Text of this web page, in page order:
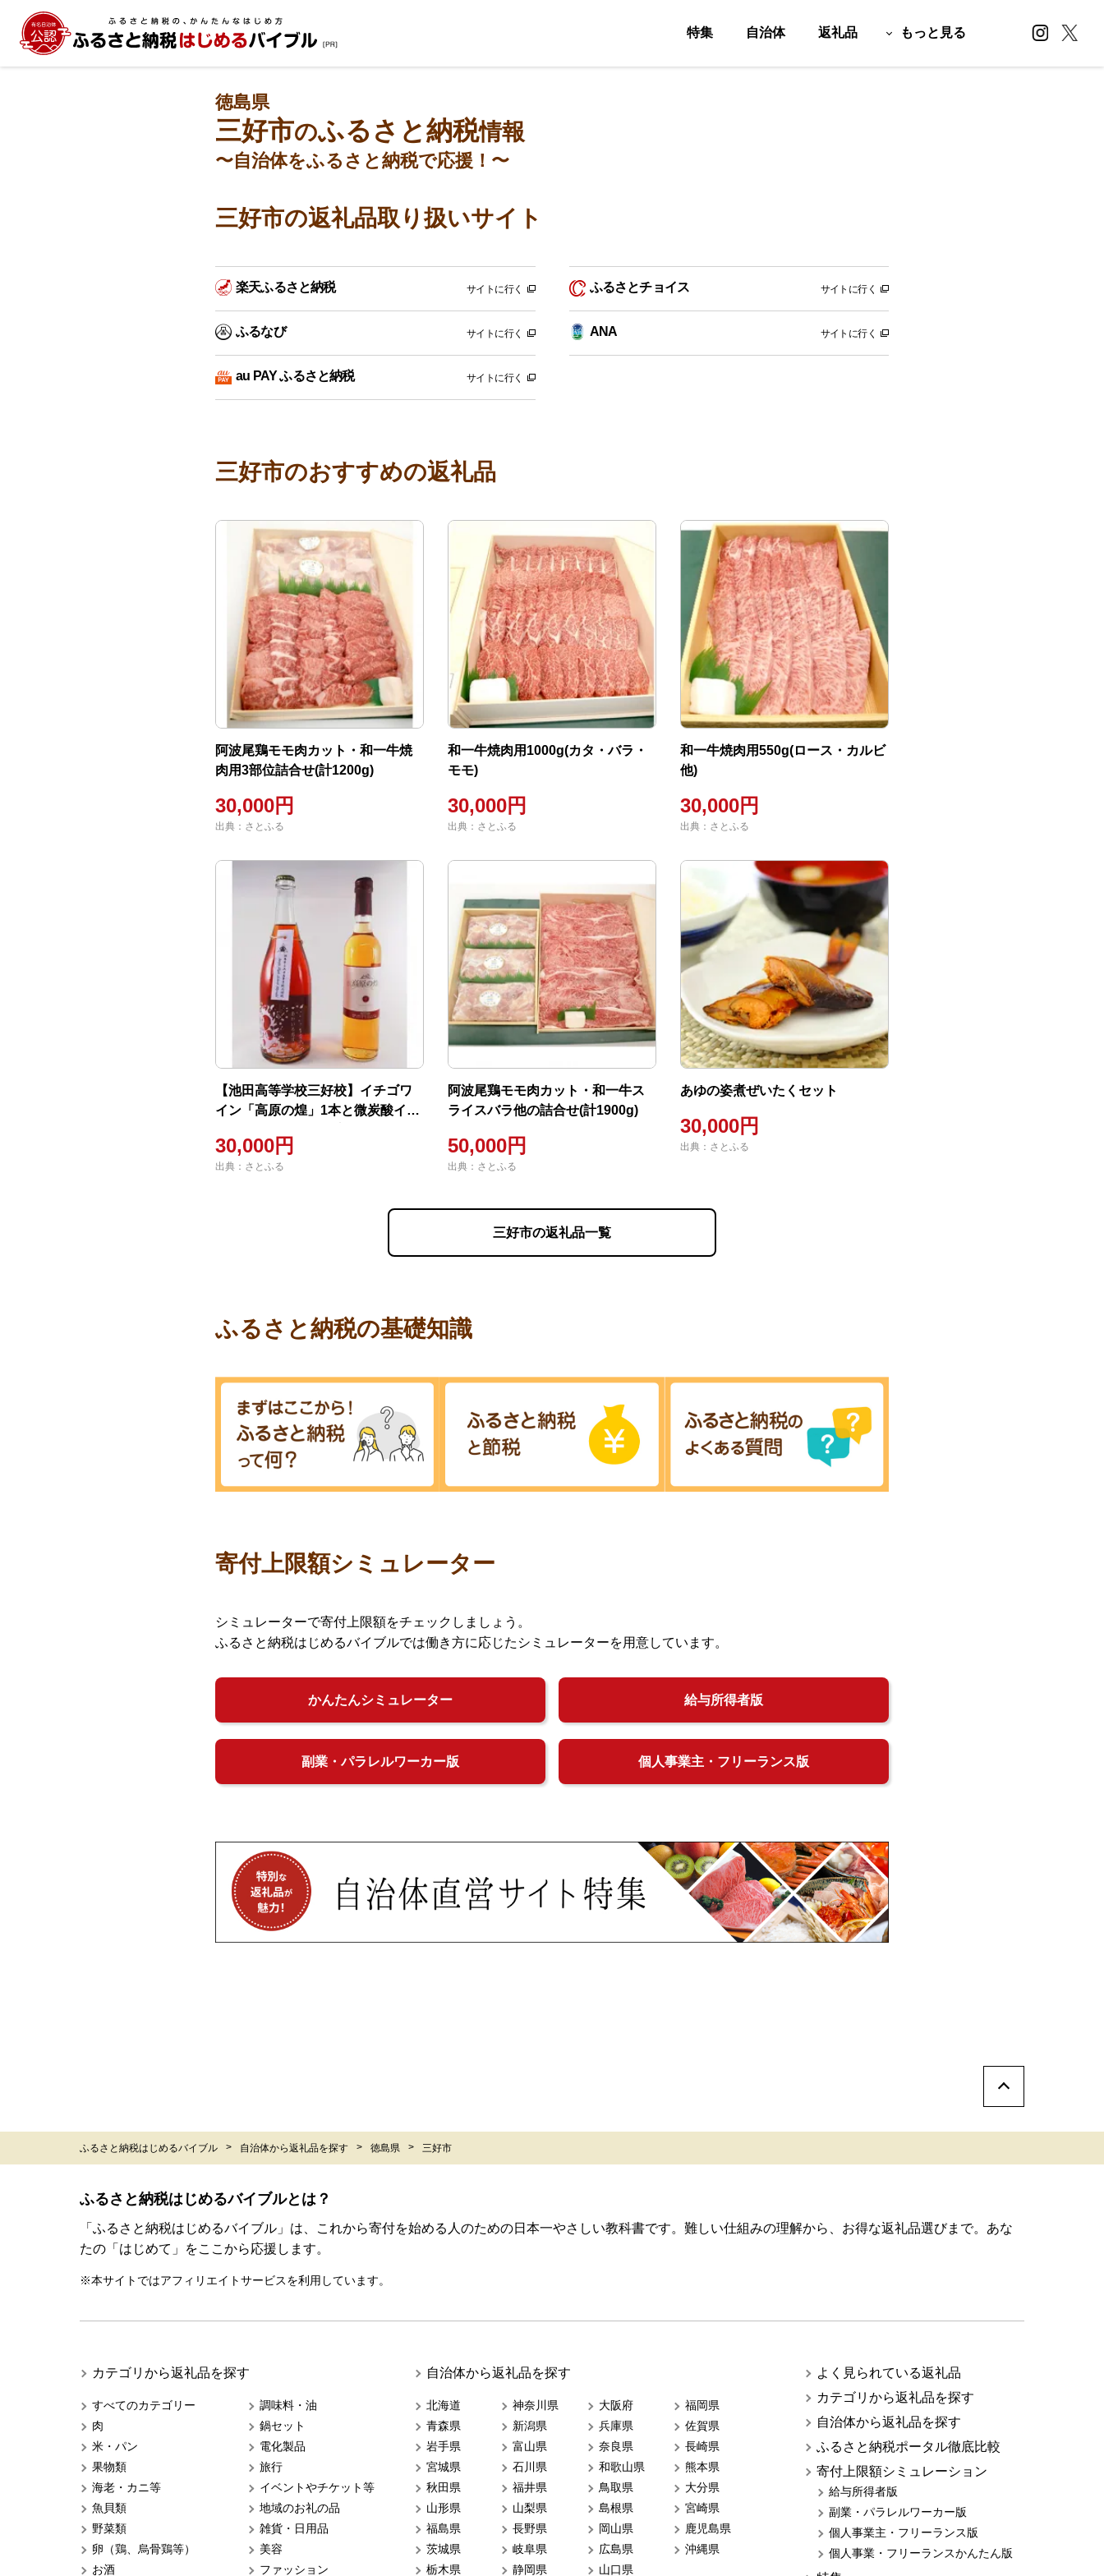
特集 自治体 返礼品 もっと見る
徳島県
三好市のふるさと納税情報
〜自治体をふるさと納税で応援！〜
三好市の返礼品取り扱いサイト
楽天ふるさと納税 サイトに行く ふるさとチョイス サイトに行く
ふるなび サイトに行く ANA サイトに行く
au PAY ふるさと納税 サイトに行く
三好市のおすすめの返礼品
阿波尾鶏モモ肉カット・和一牛焼
肉用3部位詰合せ(計1200g)
30,000円
出典：さとふる
和一牛焼肉用1000g(カタ・バラ・
モモ)
30,000円
出典：さとふる
和一牛焼肉用550g(ロース・カルビ
他)
30,000円
出典：さとふる
【池田高等学校三好校】イチゴワ
イン「高原の煌」1本と微炭酸イチ
ット
30,000円
出典：さとふる
阿波尾鶏モモ肉カット・和一牛ス
ライスバラ他の詰合せ(計1900g)
50,000円
出典：さとふる
あゆの姿煮ぜいたくセット
30,000円
出典：さとふる
三好市の返礼品一覧
ふるさと納税の基礎知識
寄付上限額シミュレーター
シミュレーターで寄付上限額をチェックしましょう。
ふるさと納税はじめるバイブルでは働き方に応じたシミュレーターを用意しています。
かんたんシミュレーター 給与所得者版
副業・パラレルワーカー版 個人事業主・フリーランス版
ふるさと納税はじめるバイブル 自治体から返礼品を探す 徳島県 三好市
ふるさと納税はじめるバイブルとは？
「ふるさと納税はじめるバイブル」は、これから寄付を始める人のための日本一やさしい教科書です。難しい仕組みの理解から、お得な返礼品選びまで。あな
たの「はじめて」をここから応援します。
※本サイトではアフィリエイトサービスを利用しています。
カテゴリから返礼品を探す
すべてのカテゴリー
肉
米・パン
果物類
海老・カニ等
魚貝類
野菜類
卵（鶏、烏骨鶏等）
お酒
調味料・油
鍋セット
電化製品
旅行
イベントやチケット等
地域のお礼の品
雑貨・日用品
美容
ファッション
自治体から返礼品を探す
北海道
青森県
岩手県
宮城県
秋田県
山形県
福島県
茨城県
栃木県
神奈川県
新潟県
富山県
石川県
福井県
山梨県
長野県
岐阜県
静岡県
大阪府
兵庫県
奈良県
和歌山県
鳥取県
島根県
岡山県
広島県
山口県
福岡県
佐賀県
長崎県
熊本県
大分県
宮崎県
鹿児島県
沖縄県
よく見られている返礼品
カテゴリから返礼品を探す
自治体から返礼品を探す
ふるさと納税ポータル徹底比較
寄付上限額シミュレーション
給与所得者版
副業・パラレルワーカー版
個人事業主・フリーランス版
個人事業・フリーランスかんたん版